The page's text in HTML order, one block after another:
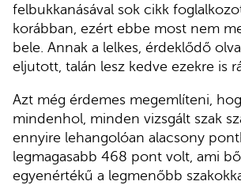
felbukkanásával sok cikk
korábban, ezért ebbe most nem
bele. Annak a lelkes, érdeklődő
eljutott, talán lesz kedve ezekre is
Azt még érdemes megemlíteni,
mindenhol, minden vizsgált szak
ennyire lehangolóan alacsony
legmagasabb 468 pont volt, ami
egyenértékű a legmenőbb